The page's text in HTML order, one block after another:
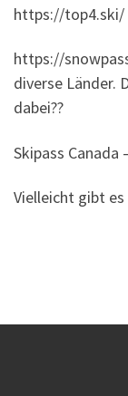
https://top4.ski/
https://
diverse Länder.
dabei??
Skipass Canada
Vielleicht gibt es